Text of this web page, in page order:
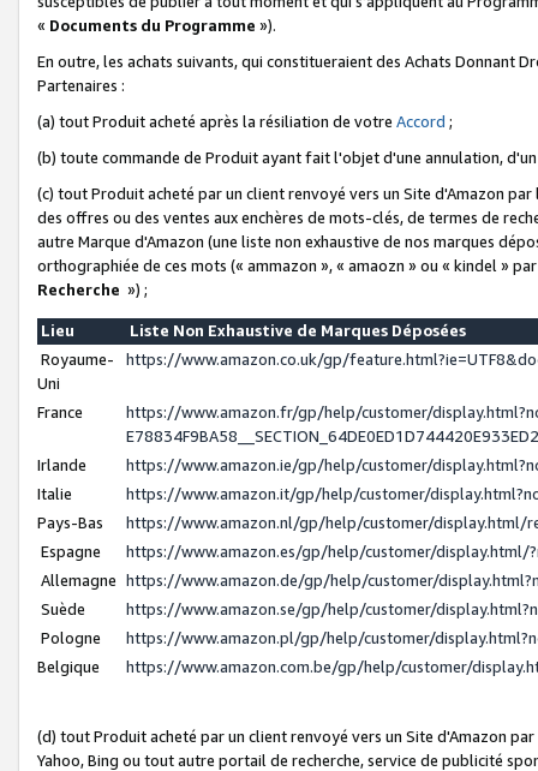
« Documents du Programme »).
En outre, les achats suivants, qui constitueraient des Achats Donnant
Partenaires :
(a) tout Produit acheté après la résiliation de votre Accord ;
(b) toute commande de Produit ayant fait l'objet d'une annulation,
(c) tout Produit acheté par un client renvoyé vers un Site d'Amazon
des offres ou des ventes aux enchères de mots-clés, de termes de
autre Marque d'Amazon (une liste non exhaustive de nos marques
orthographiée de ces mots (« ammazon », « amaozn » ou « kindel »
Recherche ») ;
Lieu
Liste Non Exhaustive de Marques Déposées
Royaume-
Uni
https://www.amazon.co.uk/gp/
France
https://www.amazon.fr/gp/help/customer/
Irlande
https://www.amazon.ie/gp/help/customer/
Italie
https://www.amazon.it/gp/help/customer/
Pays-Bas
https://www.amazon.nl/gp/help/customer/display.html/
Espagne
https://www.amazon.es/gp/help/customer/display.html/
Allemagne https://www.amazon.de/gp/help/customer/
Suède
https://www.amazon.se/gp/help/customer/
Pologne
https://www.amazon.pl/gp/help/customer/
Belgique
https://www.amazon.com.be/gp/help/customer/
(d) tout Produit acheté par un client renvoyé vers un Site d'Amazon
Yahoo, Bing ou tout autre portail de recherche, service de publicité